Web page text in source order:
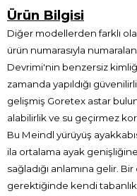
Ürün Bilgisi
Diğer modellerden farklı
ürün numarasıyla
Devrimi'nin benzersiz
zamanda yapıldığı
gelişmiş Goretex astar
alabilirlik ve su geçirmez
Bu Meindl yürüyüş
ila ortalama ayak
sağladığı anlamına gelir. Bir
gerektiğinde kendi